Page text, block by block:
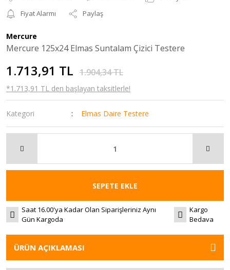
Fiyat Alarmı
Paylaş
Mercure
Mercure 125x24 Elmas Suntalam Çizici Testere
1.713,91 TL 1.904,34 TL
*1.713,91 TL den başlayan taksitlerle!
Kategori Elmas Daire Testere
SEPETE EKLE
Saat 16.00'ya Kadar Olan Siparişleriniz Aynı
Gün Kargoda
Kargo
Bedava
ÜRÜN AÇIKLAMASI